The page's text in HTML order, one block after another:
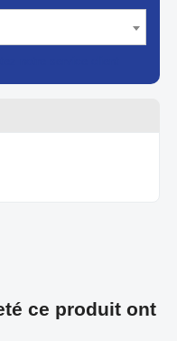
ce produit ont